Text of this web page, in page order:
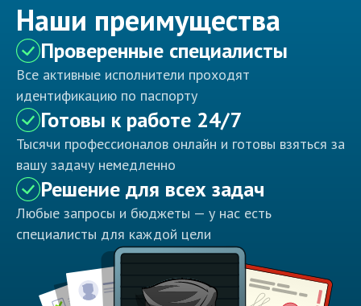
Наши преимущества
Проверенные специалисты
Все активные исполнители проходят
идентификацию по паспорту
Готовы к работе 24/7
Тысячи профессионалов онлайн и готовы взяться за
вашу задачу немедленно
Решение для всех задач
Любые запросы и бюджеты — у нас есть
специалисты для каждой цели